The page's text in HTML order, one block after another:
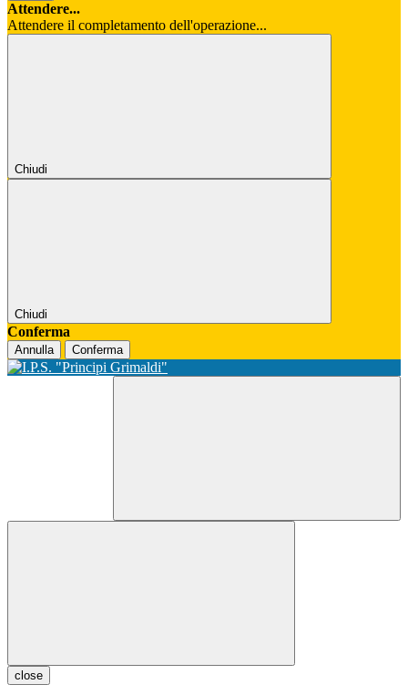
Attendere...
Attendere il completamento dell'operazione...
Chiudi
Chiudi
Conferma
Annulla Conferma
close